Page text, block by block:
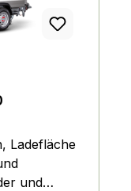
Ladefläche
und